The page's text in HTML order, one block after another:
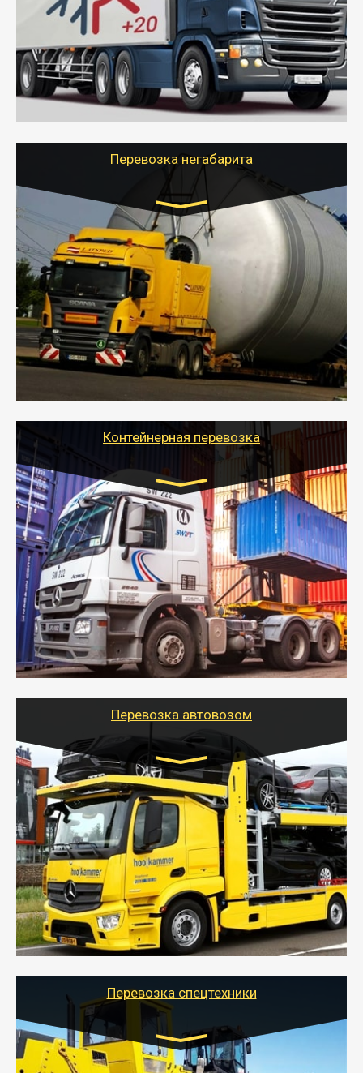
- Рефрижераторные перевозки грузов с
соблюдением температурного режима, работающим
термописцем, санитарной обработкой кузова и мед.
книжкой у водителя.
- Тайгер Логистик поможет быстро перевезти
скоропортящиеся продукты в любой город России с
Перевозка негабарита
Цена за км. Рассчитывается
индивидуально
- Перевозка техники и негабаритных грузов
осуществляется после получения разрешения на
перевозку (обычно 7-14 дней).
- Тайгер Логистик в короткие сроки поможет вам
качественно и безопасно перевезти негабаритные
грузы по всей России тралом, манипулятором и
другим транспортом и подобрать оптимальный
Контейнерная перевозка
Цена за км. Рассчитывается
индивидуально
- Контейнерные грузоперевозки на специальном
оборудованном транспорте быстро, качественно и
безопасно.
- Наша транспортная компания поможет
организовать доставку в порт и из порта
стандартных контейнеров на контейнеровозе,
шаландах и площадках (открытых кузовах),
используя надежные крепления.
Перевозка автовозом
Цена за км. Рассчитывается
индивидуально
- Перевозка автовозом от Тайгер Логистик – это
быстрый и безопасный способ доставить несколько
легковых автомобилей за одну поездку в другой
город.
- Наша транспортная компания организует доставку
машин автовозом, подобрав оптимальный маршрут с
учетом всех особенности по пути следования.
Перевозка спецтехники
Цена за км. Рассчитывается